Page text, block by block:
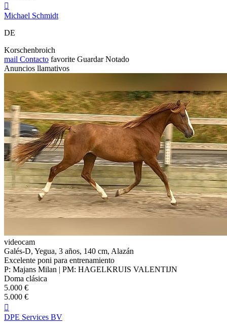

Michael Schmidt
DE
Korschenbroich
mail Contacto favorite Guardar Notado
Anuncios llamativos
videocam
Galés-D, Yegua, 3 años, 140 cm, Alazán
Excelente poni para entrenamiento
P: Majans Milan | PM: HAGELKRUIS VALENTIJN
Doma clásica
5.000 €
5.000 €

DPE Services BV